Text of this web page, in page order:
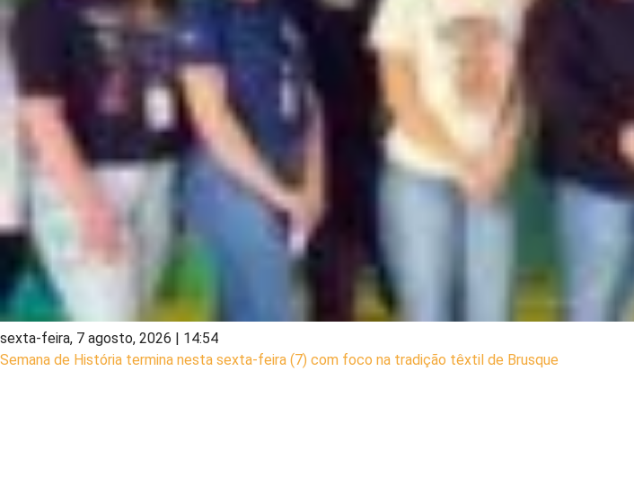
sexta-feira, 7 agosto, 2026 | 14:54
Semana de História termina nesta sexta-feira (7) com foco na tradição têxtil de Brusque